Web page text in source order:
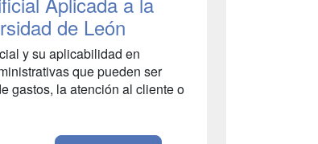
de León
y su aplicabilidad en
que pueden ser
gastos, la atención al cliente o